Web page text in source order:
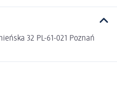
32 PL-61-021 Poznań